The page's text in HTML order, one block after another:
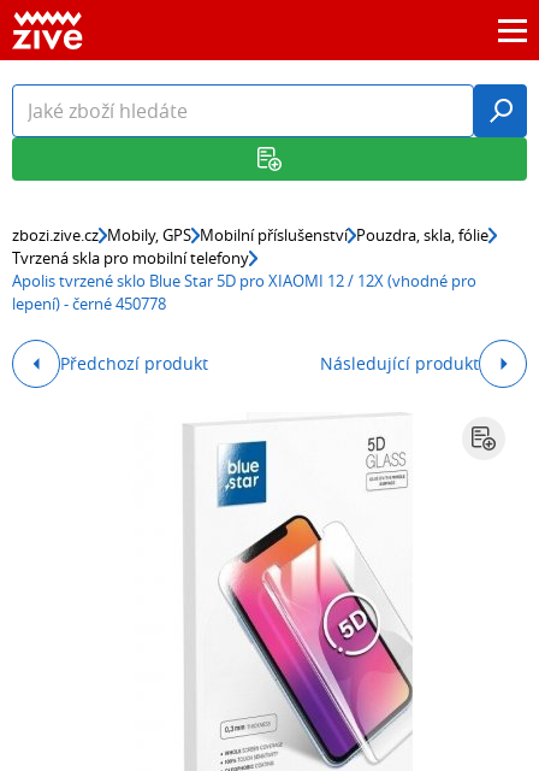
zbozi.zive.cz Mobily, GPS Mobilní příslušenství Pouzdra, skla, fólie
Tvrzená skla pro mobilní telefony
Apolis tvrzené sklo Blue Star 5D pro XIAOMI 12 / 12X (vhodné pro
lepení) - černé 450778
Předchozí produkt Následující produkt